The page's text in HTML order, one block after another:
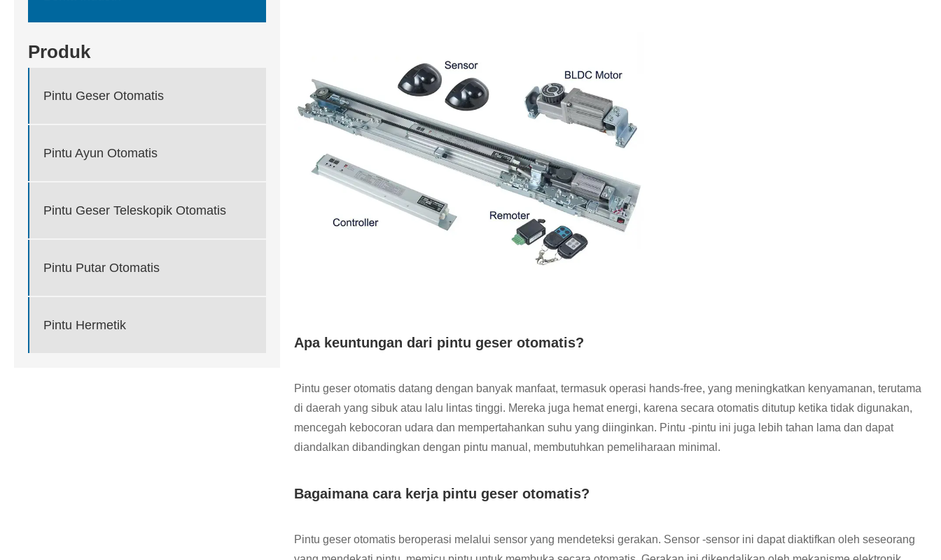
Produk
Pintu Geser Otomatis
Pintu Ayun Otomatis
Pintu Geser Teleskopik Otomatis
Pintu Putar Otomatis
Pintu Hermetik
Apa keuntungan dari pintu geser otomatis?
Pintu geser otomatis datang dengan banyak manfaat, termasuk operasi hands-free, yang meningkatkan kenyamanan, terutama
di daerah yang sibuk atau lalu lintas tinggi. Mereka juga hemat energi, karena secara otomatis ditutup ketika tidak digunakan,
mencegah kebocoran udara dan mempertahankan suhu yang diinginkan. Pintu -pintu ini juga lebih tahan lama dan dapat
diandalkan dibandingkan dengan pintu manual, membutuhkan pemeliharaan minimal.
Bagaimana cara kerja pintu geser otomatis?
Pintu geser otomatis beroperasi melalui sensor yang mendeteksi gerakan. Sensor -sensor ini dapat diaktifkan oleh seseorang